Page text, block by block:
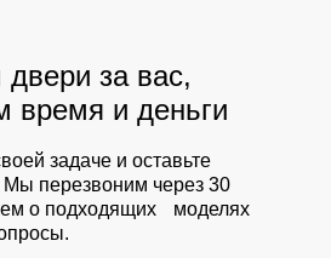
задаче и оставьте
Мы перезвоним через 30
о подходящих моделях
за вас,
время и деньги